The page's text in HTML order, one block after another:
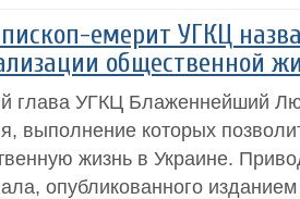
емерит УГКЦ
общественной
глава УГКЦ Блаженнейший
выполнение которых
жизнь в Украине.
опубликованного